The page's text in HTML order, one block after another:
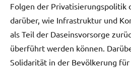
Folgen der Privatisierungspolitik
darüber, wie Infrastruktur und
als Teil der Daseinsvorsorge
überführt werden können.
Solidarität in der Bevölkerung